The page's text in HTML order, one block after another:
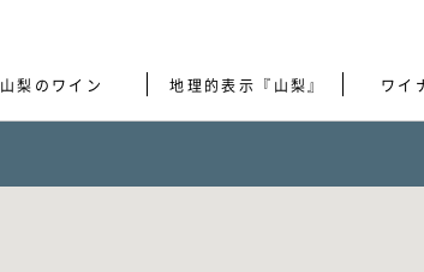
ワイ
地理的表示『山梨』
山梨のワインワイナリー 一覧